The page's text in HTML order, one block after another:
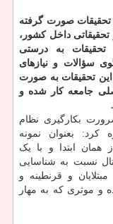
و تحقیقات صورت گرفته
داخل کشور،
به درستی
سؤالات و نیازهای
این تحقیقات به صورت
جامعه کار شده و
بکارگیری نظام
کرد: بعنوان نمونه
همان ابتدا و با یک
نسبت به شناسایی
مبتلایان و قرنطینه و
و موثری که به مهار